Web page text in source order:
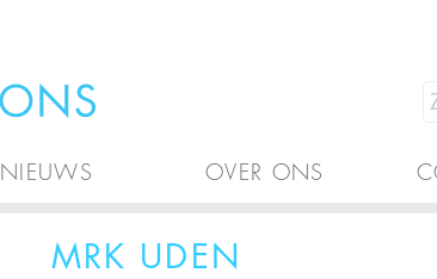
NIEUWS OVER ONS
MRK UDEN